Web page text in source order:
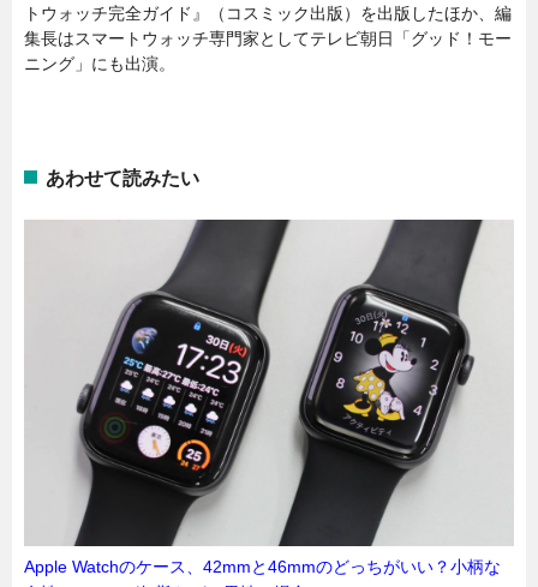
トウォッチ完全ガイド』（コスミック出版）を出版したほか、編
集長はスマートウォッチ専門家としてテレビ朝日「グッド！モー
ニング」にも出演。
あわせて読みたい
Apple Watchのケース、42mmと46mmのどっちがいい？小柄な